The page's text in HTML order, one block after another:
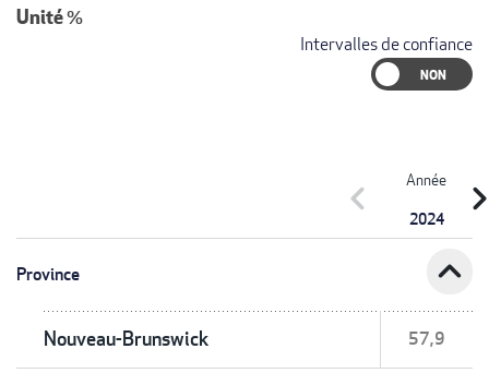
Unité%
Intervalles de confiance
Année
2024
chevron_left
Province expand_less
Nouveau-Brunswick 57,9